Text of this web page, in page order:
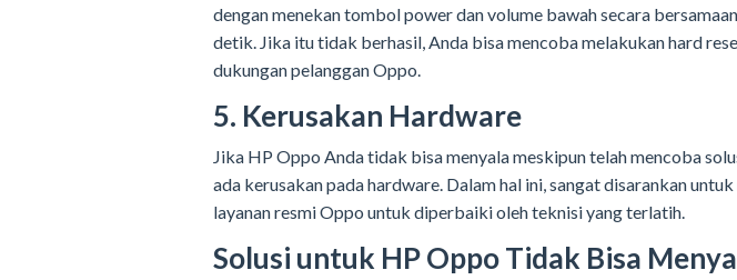
dengan menekan tombol power dan volume bawah secara
detik. Jika itu tidak berhasil, Anda bisa mencoba melakukan hard
dukungan pelanggan Oppo.
5. Kerusakan Hardware
Jika HP Oppo Anda tidak bisa menyala meskipun telah mencoba
ada kerusakan pada hardware. Dalam hal ini, sangat disarankan
layanan resmi Oppo untuk diperbaiki oleh teknisi yang terlatih.
Solusi untuk HP Oppo Tidak Bisa